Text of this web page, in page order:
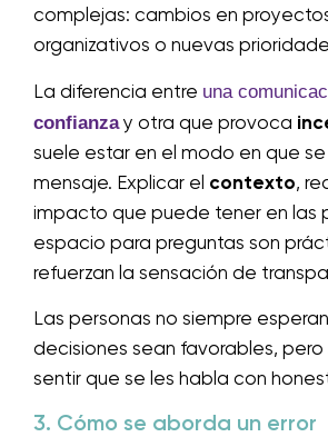
complejas: cambios en
organizativos o nuevas
La diferencia entre una
confianzay otra que provoca
suele estar en el modo en que se
mensaje. Explicar el contexto,
impacto que puede tener en las
espacio para preguntas son
refuerzan la sensación de
Las personas no siempre
decisiones sean favorables, pero
sentir que se les habla con
3. Cómo se aborda un error